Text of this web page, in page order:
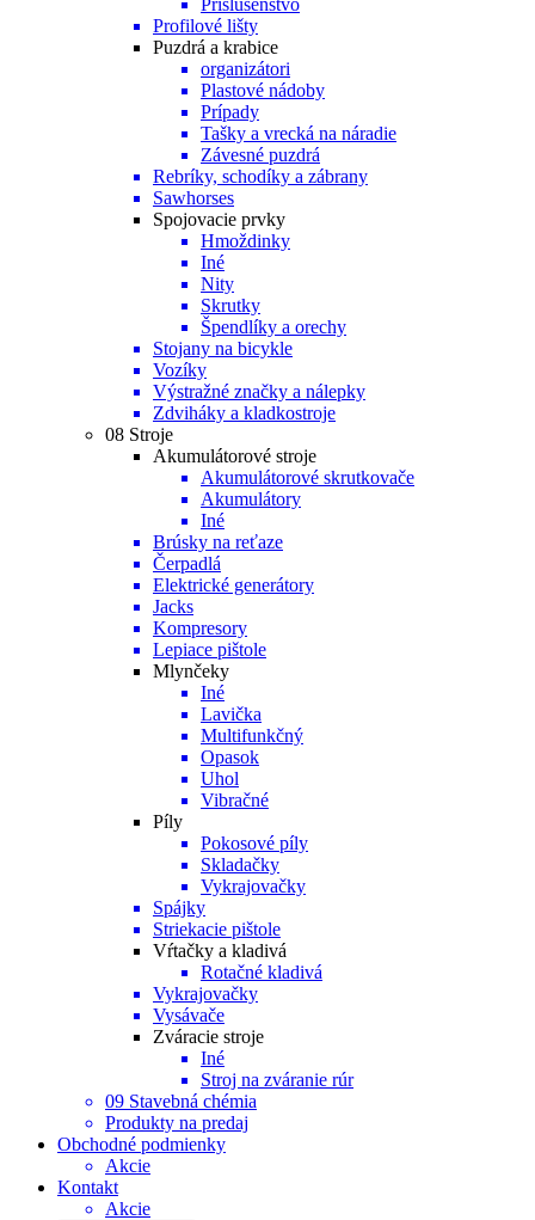
Príslušenstvo
Profilové lišty
Puzdrá a krabice
organizátori
Plastové nádoby
Prípady
Tašky a vrecká na náradie
Závesné puzdrá
Rebríky, schodíky a zábrany
Sawhorses
Spojovacie prvky
Hmoždinky
Iné
Nity
Skrutky
Špendlíky a orechy
Stojany na bicykle
Vozíky
Výstražné značky a nálepky
Zdviháky a kladkostroje
08 Stroje
Akumulátorové stroje
Akumulátorové skrutkovače
Akumulátory
Iné
Brúsky na reťaze
Čerpadlá
Elektrické generátory
Jacks
Kompresory
Lepiace pištole
Mlynčeky
Iné
Lavička
Multifunkčný
Opasok
Uhol
Vibračné
Píly
Pokosové píly
Skladačky
Vykrajovačky
Spájky
Striekacie pištole
Vŕtačky a kladivá
Rotačné kladivá
Vykrajovačky
Vysávače
Zváracie stroje
Iné
Stroj na zváranie rúr
09 Stavebná chémia
Produkty na predaj
Obchodné podmienky
Akcie
Kontakt
Akcie